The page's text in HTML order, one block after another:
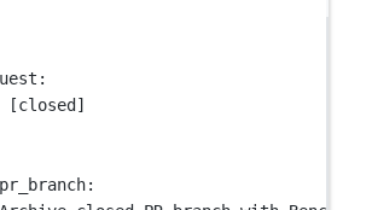
:
[closed ]
: